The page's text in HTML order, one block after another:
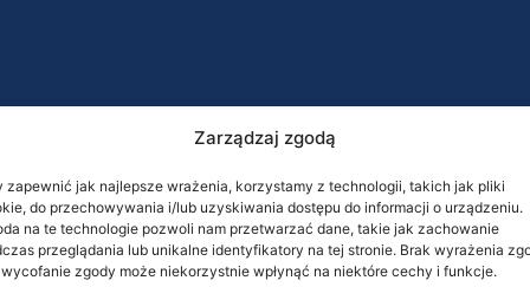
Zarządzaj zgodą
zapewnić jak najlepsze wrażenia, korzystamy z technologii, takich jak pliki
do przechowywania i/lub uzyskiwania dostępu do informacji o urządzeniu.
na te technologie pozwoli nam przetwarzać dane, takie jak zachowanie
przeglądania lub unikalne identyfikatory na tej stronie. Brak wyrażenia
wycofanie zgody może niekorzystnie wpłynąć na niektóre cechy i funkcje.